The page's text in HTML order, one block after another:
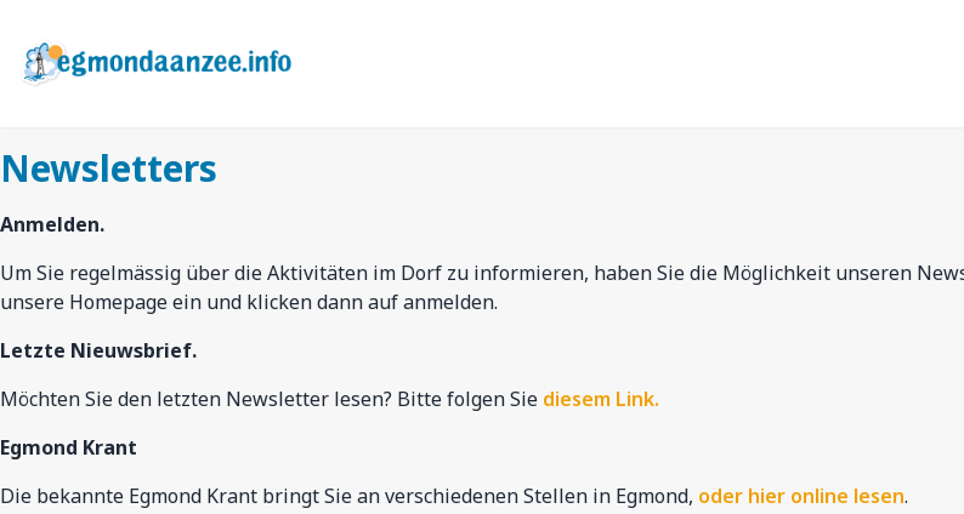
Hauptinhalt
springen
Newsletters
Anmelden.
Um Sie regelmässig über die Aktivitäten im Dorf zu informieren, haben Sie die Möglichkeit unseren
unsere Homepage ein und klicken dann auf anmelden.
Letzte Nieuwsbrief.
Möchten Sie den letzten Newsletter lesen? Bitte folgen Sie diesem Link.
Egmond Krant
Die bekannte Egmond Krant bringt Sie an verschiedenen Stellen in Egmond, oder hier online lesen.